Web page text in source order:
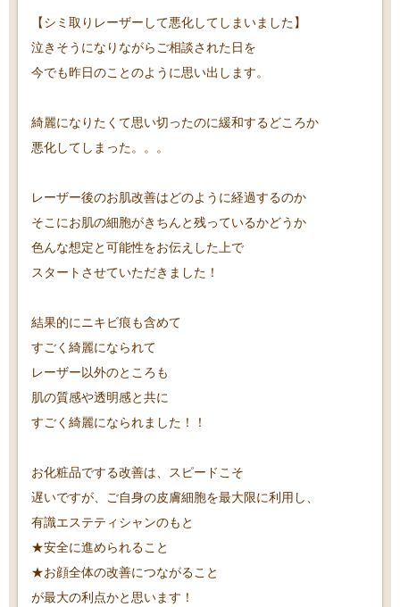
【シミ取りレーザーして悪化してしまいました】
泣きそうになりながらご相談された日を
今でも昨日のことのように思い出します。
綺麗になりたくて思い切ったのに緩和するどころか
悪化してしまった。。。
レーザー後のお肌改善はどのように経過するのか
そこにお肌の細胞がきちんと残っているかどうか
色んな想定と可能性をお伝えした上で
スタートさせていただきました！
結果的にニキビ痕も含めて
すごく綺麗になられて
レーザー以外のところも
肌の質感や透明感と共に
すごく綺麗になられました！！
お化粧品でする改善は、スピードこそ
遅いですが、ご自身の皮膚細胞を最大限に利用し、
有識エステティシャンのもと
★安全に進められること
★お顔全体の改善につながること
が最大の利点かと思います！